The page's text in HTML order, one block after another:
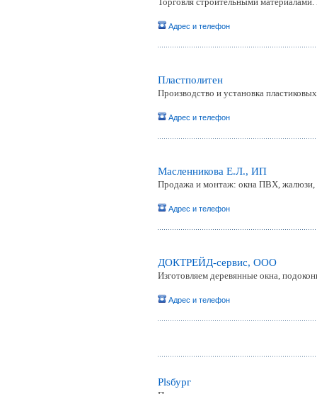
Адрес и телефон
Пластполитен
Производство и установка
Адрес и телефон
Масленникова Е.Л., ИП
Продажа и монтаж: окна ПВХ, жалюзи,
Адрес и телефон
ДОКТРЕЙД-сервис, ООО
Изготовляем деревянные окна,
Адрес и телефон
Plsбург